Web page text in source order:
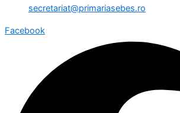
secretariat@primariasebes.ro
Facebook